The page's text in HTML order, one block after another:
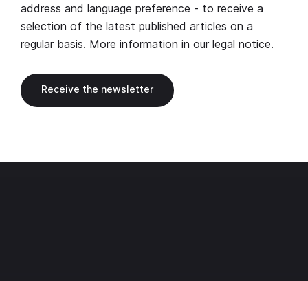
address and language preference - to receive a
selection of the latest published articles on a
regular basis. More information in our legal notice.